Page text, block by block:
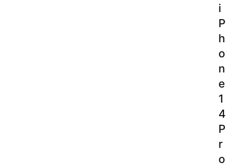
i
P
h
o
n
e
1
4
P
r
o